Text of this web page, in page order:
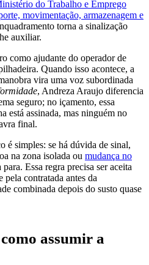
do Trabalho e Emprego
movimentação, armazenagem e
torna a sinalização
auxiliar.
como ajudante do operador de
Quando isso acontece, a
vira uma voz subordinada
, Andreza Araujo diferencia
seguro; no içamento, essa
está assinada, mas ninguém no
final.
é simples: se há dúvida de sinal,
na zona isolada ou mudança no
para. Essa regra precisa ser aceita
contratada antes da
combinada depois do susto quase
assumir a